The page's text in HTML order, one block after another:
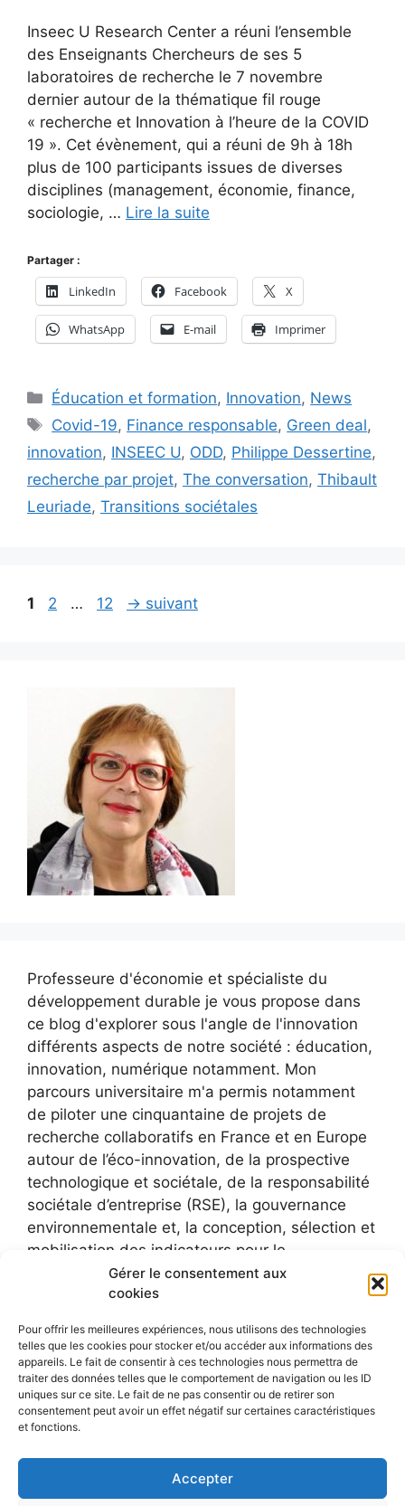
Gérer le consentement aux
cookies
Pour offrir les meilleures expériences, nous utilisons des technologies
telles que les cookies pour stocker et/ou accéder aux informations des
appareils. Le fait de consentir à ces technologies nous permettra de
traiter des données telles que le comportement de navigation ou les ID
uniques sur ce site. Le fait de ne pas consentir ou de retirer son
consentement peut avoir un effet négatif sur certaines caractéristiques
et fonctions.
Accepter
Inseec U Research Center a réuni l’ensemble
des Enseignants Chercheurs de ses 5
laboratoires de recherche le 7 novembre
dernier autour de la thématique fil rouge
« recherche et Innovation à l’heure de la COVID
19 ». Cet évènement, qui a réuni de 9h à 18h
plus de 100 participants issues de diverses
disciplines (management, économie, finance,
sociologie, … Lire la suite
Partager :
LinkedIn Facebook X
WhatsApp E-mail Imprimer
Catégories
Éducation et formation, Innovation, News
Étiquettes
Covid-19, Finance responsable, Green deal,
innovation, INSEEC U, ODD, Philippe Dessertine,
recherche par projet, The conversation, Thibault
Leuriade, Transitions sociétales
Page
1 Page
2 … Page
12 → suivant
Professeure d'économie et spécialiste du
développement durable je vous propose dans
ce blog d'explorer sous l'angle de l'innovation
différents aspects de notre société : éducation,
innovation, numérique notamment. Mon
parcours universitaire m'a permis notamment
de piloter une cinquantaine de projets de
recherche collaboratifs en France et en Europe
autour de l’éco-innovation, de la prospective
technologique et sociétale, de la responsabilité
sociétale d’entreprise (RSE), la gouvernance
environnementale et, la conception, sélection et
mobilisation des indicateurs pour le
développement durable.